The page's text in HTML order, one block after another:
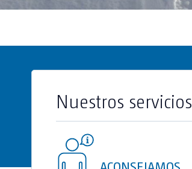
Nuestros servicios